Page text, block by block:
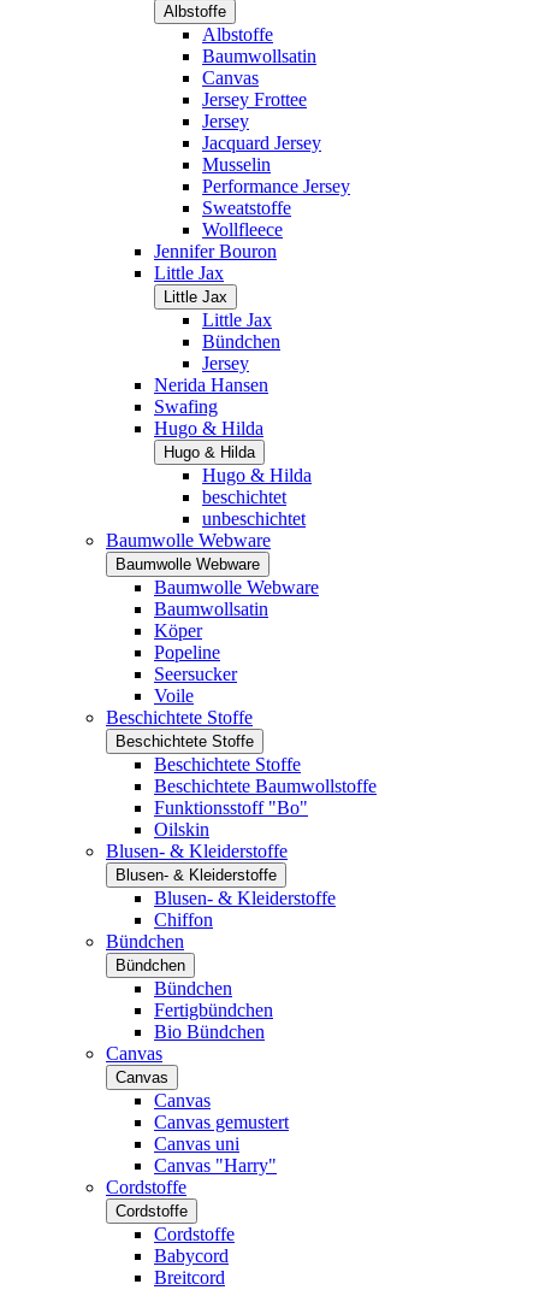
Albstoffe
Albstoffe
Baumwollsatin
Canvas
Jersey Frottee
Jersey
Jacquard Jersey
Musselin
Performance Jersey
Sweatstoffe
Wollfleece
Jennifer Bouron
Little Jax
Little Jax
Little Jax
Bündchen
Jersey
Nerida Hansen
Swafing
Hugo & Hilda
Hugo & Hilda
Hugo & Hilda
beschichtet
unbeschichtet
Baumwolle Webware
Baumwolle Webware
Baumwolle Webware
Baumwollsatin
Köper
Popeline
Seersucker
Voile
Beschichtete Stoffe
Beschichtete Stoffe
Beschichtete Stoffe
Beschichtete Baumwollstoffe
Funktionsstoff "Bo"
Oilskin
Blusen- & Kleiderstoffe
Blusen- & Kleiderstoffe
Blusen- & Kleiderstoffe
Chiffon
Bündchen
Bündchen
Bündchen
Fertigbündchen
Bio Bündchen
Canvas
Canvas
Canvas
Canvas gemustert
Canvas uni
Canvas "Harry"
Cordstoffe
Cordstoffe
Cordstoffe
Babycord
Breitcord